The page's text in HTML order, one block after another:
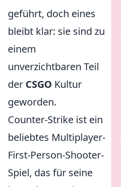
geführt, doch eines
bleibt klar: sie sind zu
einem
unverzichtbaren Teil
der CSGO Kultur
geworden.
Counter-Strike ist ein
beliebtes Multiplayer-
First-Person-Shooter-
Spiel, das für seine